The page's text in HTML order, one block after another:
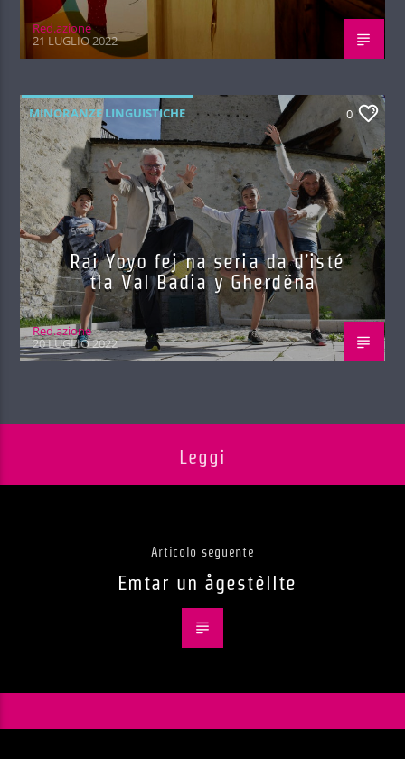
Red.azione
21 LUGLIO 2022
MINORANZE LINGUISTICHE 0
Rai Yoyo fej na seria da d’isté
tla Val Badia y Gherdëna
Red.azione
20 LUGLIO 2022
Leggi
Articolo seguente
Emtar un ågestèllte